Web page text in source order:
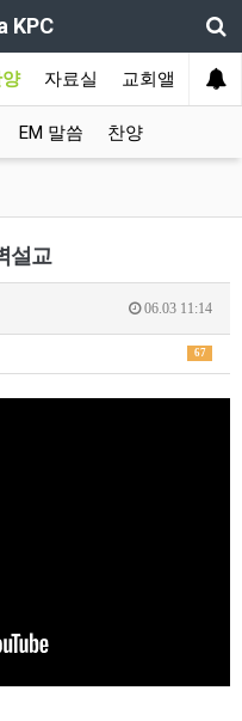
KPC
자료실 교회앨범
EM 말씀 찬양
설교
06.03 11:14
67